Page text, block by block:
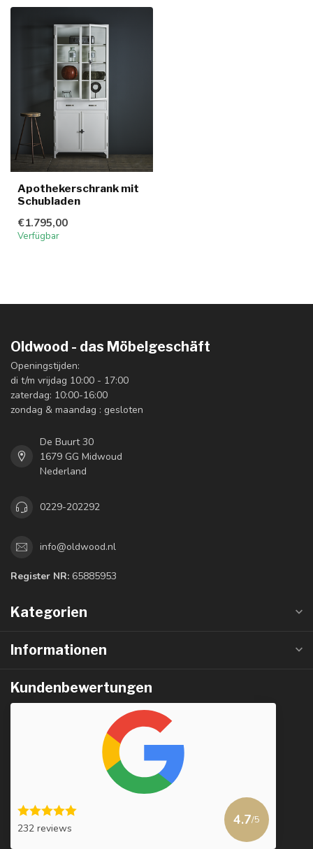
Apothekerschrank mit
Schubladen
€1.795,00
Verfügbar
Oldwood - das Möbelgeschäft
Openingstijden:
di t/m vrijdag 10:00 - 17:00
zaterdag: 10:00-16:00
zondag & maandag : gesloten
De Buurt 30
1679 GG Midwoud
Nederland
0229-202292
info@oldwood.nl
Register NR: 65885953
Kategorien
Informationen
Kundenbewertungen
232 reviews
4.7/5